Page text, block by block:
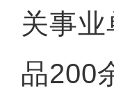
关事
品200